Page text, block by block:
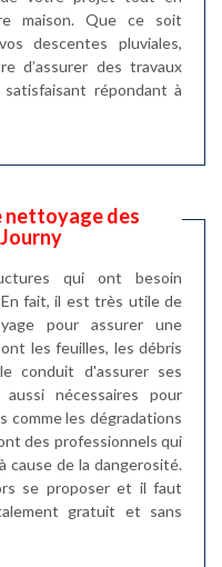
maison. Que ce soit
descentes pluviales,
d’assurer des travaux
répondant à
nettoyage des
qui ont besoin
fait, il est très utile de
pour assurer une
les feuilles, les débris
conduit d'assurer ses
nécessaires pour
comme les dégradations
des professionnels qui
de la dangerosité.
se proposer et il faut
gratuit et sans